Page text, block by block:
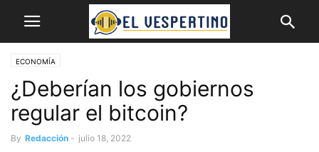
ECONOMÍA
¿Deberían los gobiernos
regular el bitcoin?
By Redacción - julio 18, 2022